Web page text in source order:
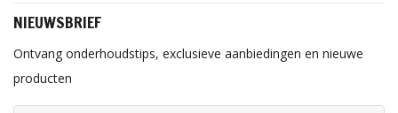
NIEUWSBRIEF
Ontvang onderhoudstips, exclusieve aanbiedingen en nieuwe
producten